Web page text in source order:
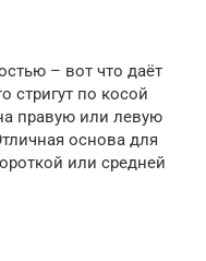
– вот что даёт
стригут по косой
правую или левую
основа для
или средней